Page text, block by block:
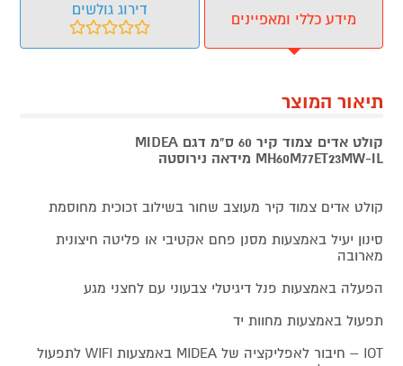
מידע כללי ומאפיינים
דירוג גולשים
תיאור המוצר
קולט אדים צמוד קיר 60 ס"מ דגם MIDEA
MH60M77ET23MW-IL מידאה נירוסטה
קולט אדים צמוד קיר מעוצב שחור בשילוב זכוכית מחוסמת
סינון יעיל באמצעות מסנן פחם אקטיבי או פליטה חיצונית
מארובה
הפעלה באמצעות פנל דיגיטלי צבעוני עם לחצני מגע
תפעול באמצעות מחוות יד
IOT – חיבור לאפליקציה של MIDEA באמצעות WIFI לתפעול